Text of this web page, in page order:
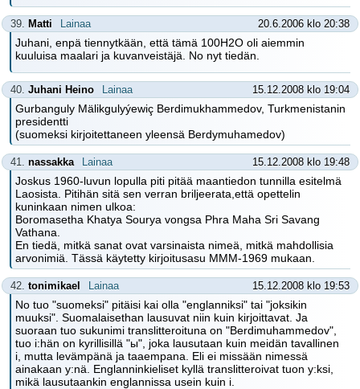
39. Matti Lainaa 20.6.2006 klo 20:38
Juhani, enpä tiennytkään, että tämä 100H2O oli aiemmin
kuuluisa maalari ja kuvanveistäjä. No nyt tiedän.
40. Juhani Heino Lainaa 15.12.2008 klo 19:04
Gurbanguly Mälikgulyýewiç Berdimukhammedov, Turkmenistanin
presidentti
(suomeksi kirjoitettaneen yleensä Berdymuhamedov)
41. nassakka Lainaa 15.12.2008 klo 19:48
Joskus 1960-luvun lopulla piti pitää maantiedon tunnilla esitelmä
Laosista. Pitihän sitä sen verran briljeerata,että opettelin
kuninkaan nimen ulkoa:
Boromasetha Khatya Sourya vongsa Phra Maha Sri Savang
Vathana.
En tiedä, mitkä sanat ovat varsinaista nimeä, mitkä mahdollisia
arvonimiä. Tässä käytetty kirjoitusasu MMM-1969 mukaan.
42. tonimikael Lainaa 15.12.2008 klo 19:53
No tuo "suomeksi" pitäisi kai olla "englanniksi" tai "joksikin
muuksi". Suomalaisethan lausuvat niin kuin kirjoittavat. Ja
suoraan tuo sukunimi translitteroituna on "Berdimuhammedov",
tuo i:hän on kyrillisillä "ы", joka lausutaan kuin meidän tavallinen
i, mutta levämpänä ja taaempana. Eli ei missään nimessä
ainakaan y:nä. Englanninkieliset kyllä translitteroivat tuon y:ksi,
mikä lausutaankin englannissa usein kuin i.